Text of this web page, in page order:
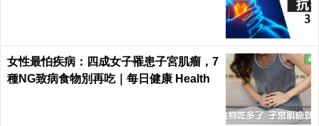
女性最怕疾病：四成女子罹患子宮肌瘤，7
種NG致病食物別再吃｜每日健康 Health